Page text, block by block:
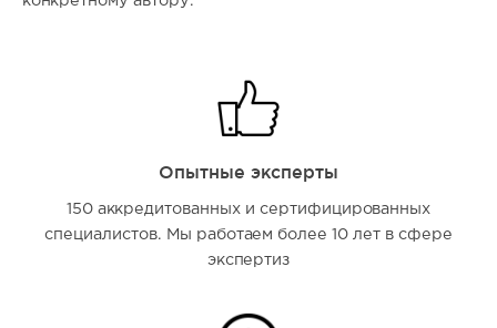
Опытные эксперты
150 аккредитованных и сертифицированных
специалистов. Мы работаем более 10 лет в сфере
экспертиз